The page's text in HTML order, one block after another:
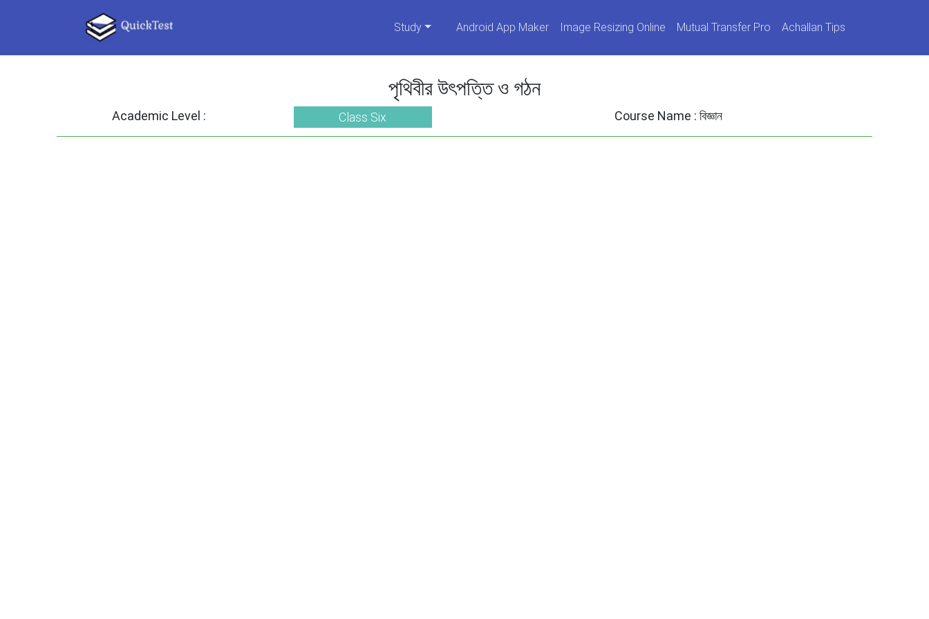
Study Android App Maker Image Resizing Online Mutual Transfer Pro Achallan Tips
পৃথিবীর উৎপত্তি ও গঠন
Academic Level : Class Six Course Name : বিজ্ঞান